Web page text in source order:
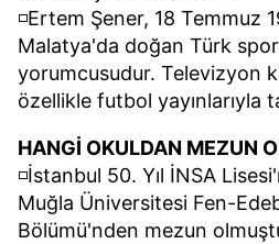
◽Ertem Şener, 18 Temmuz
Malatya'da doğan Türk
yorumcusudur. Televizyon
özellikle futbol yayınlarıyla
HANGİ OKULDAN MEZUN
◽İstanbul 50. Yıl İNSA
Muğla Üniversitesi Fen-
Bölümü'nden mezun